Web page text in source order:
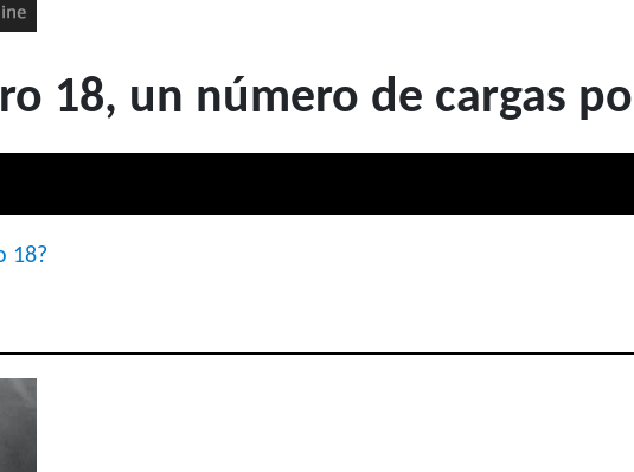
18, un número de cargas
18?